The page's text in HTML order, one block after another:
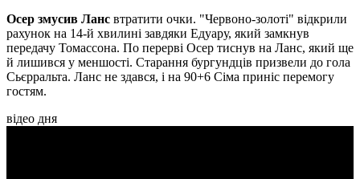
Осер змусив Ланс втратити очки. "Червоно-золоті" відкрили
рахунок на 14-й хвилині завдяки Едуару, який замкнув
передачу Томассона. По перерві Осер тиснув на Ланс, який ще
й лишився у меншості. Старання бургундців призвели до гола
Сьєрральта. Ланс не здався, і на 90+6 Сіма приніс перемогу
гостям.
відео дня